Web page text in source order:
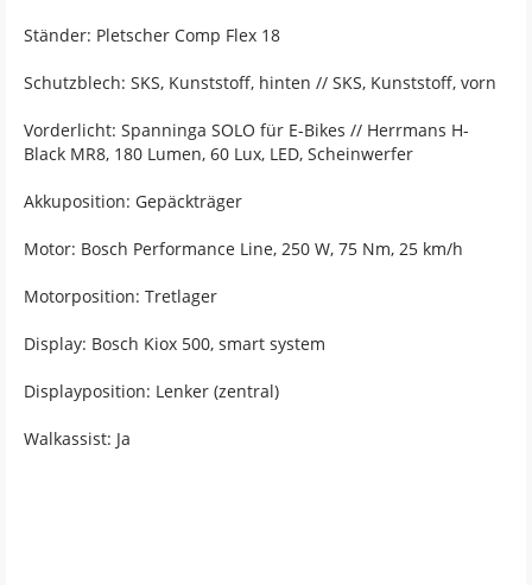
Ständer: Pletscher Comp Flex 18
Schutzblech: SKS, Kunststoff, hinten // SKS, Kunststoff, vorn
Vorderlicht: Spanninga SOLO für E-Bikes // Herrmans H-
Black MR8, 180 Lumen, 60 Lux, LED, Scheinwerfer
Akkuposition: Gepäckträger
Motor: Bosch Performance Line, 250 W, 75 Nm, 25 km/h
Motorposition: Tretlager
Display: Bosch Kiox 500, smart system
Displayposition: Lenker (zentral)
Walkassist: Ja